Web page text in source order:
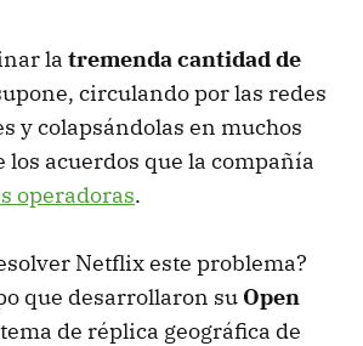
la tremenda cantidad de
circulando por las redes
y colapsándolas en muchos
los acuerdos que la compañía
operadoras.
Netflix este problema?
que desarrollaron su Open
de réplica geográfica de